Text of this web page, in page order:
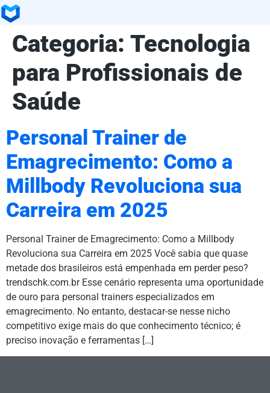
Categoria: Tecnologia
para Profissionais de
Saúde
Personal Trainer de
Emagrecimento: Como a
Millbody Revoluciona sua
Carreira em 2025
Personal Trainer de Emagrecimento: Como a Millbody
Revoluciona sua Carreira em 2025 Você sabia que quase
metade dos brasileiros está empenhada em perder peso?
trendschk.com.br Esse cenário representa uma oportunidade
de ouro para personal trainers especializados em
emagrecimento. No entanto, destacar-se nesse nicho
competitivo exige mais do que conhecimento técnico; é
preciso inovação e ferramentas […]